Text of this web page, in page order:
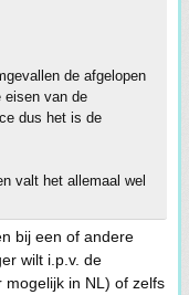
de afgelopen
eisen van de
dus het is de
valt het allemaal wel
bij een of andere
wilt i.p.v. de
in NL) of zelfs